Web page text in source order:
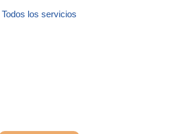
Todos los servicios